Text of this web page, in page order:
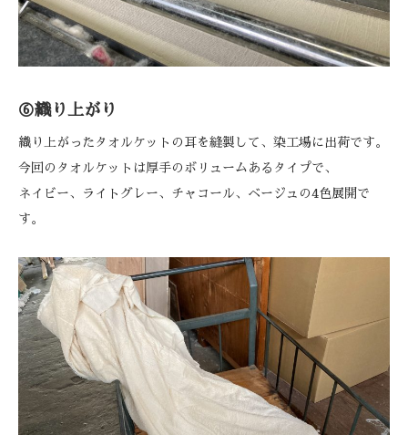
⑥織り上がり
織り上がったタオルケットの耳を縫製して、染工場に出荷です。
今回のタオルケットは厚手のボリュームあるタイプで、
ネイビー、ライトグレー、チャコール、ベージュの4色展開で
す。